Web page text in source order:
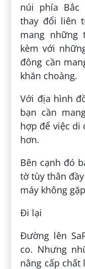
núi phía Bắc
thay đổi liên
mang những
kèm với
đông cần
khăn choàng.
Với địa hình
bạn cần
hợp để việc di
hơn.
Bên cạnh đó
tờ tùy thân
máy không
Đi lại
Đường lên
co. Nhưng
nâng cấp